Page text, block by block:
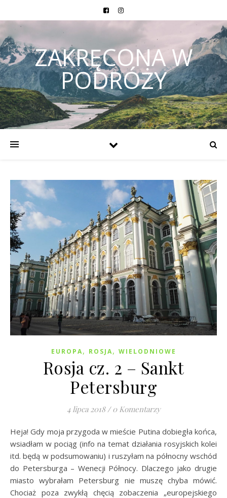
ZAKRĘCONA W
PODRÓŻY
EUROPA, ROSJA, WIELODNIOWE
Rosja cz. 2 – Sankt
Petersburg
4 lipca 2018 / 0 Komentarzy
Heja! Gdy moja przygoda w mieście Putina dobiegła końca,
wsiadłam w pociąg (info na temat działania rosyjskich kolei
itd. będą w podsumowaniu) i ruszyłam na północny wschód
do Petersburga – Wenecji Północy. Dlaczego jako drugie
miasto wybrałam Petersburg nie muszę chyba mówić.
Chociaż poza zwykłą chęcią zobaczenia „europejskiego